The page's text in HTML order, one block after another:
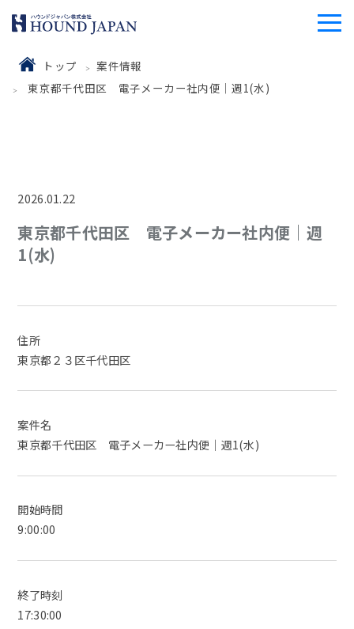
トップ
案件情報
東京都千代田区 電子メーカー社内便｜週1(水)
2026.01.22
東京都千代田区 電子メーカー社内便｜週
1(水)
住所
東京都２３区千代田区
案件名
東京都千代田区 電子メーカー社内便｜週1(水)
開始時間
9:00:00
終了時刻
17:30:00